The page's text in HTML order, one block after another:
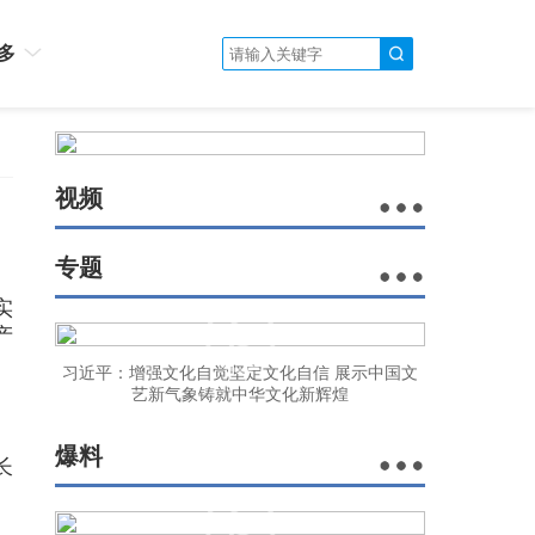
视频
专题
习近平：增强文化自觉坚定文化自信 展示中国文
艺新气象铸就中华文化新辉煌
爆料